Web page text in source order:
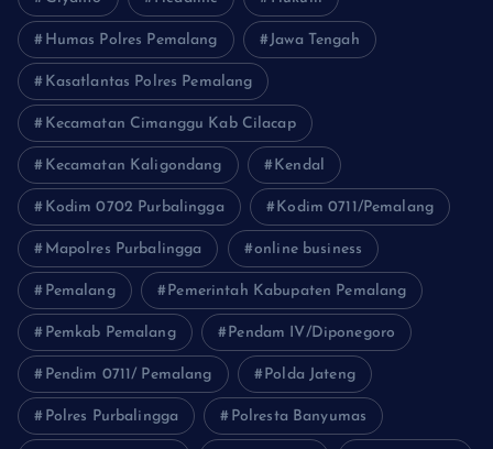
Humas Polres Pemalang Jawa Tengah
Kasatlantas Polres Pemalang
Kecamatan Cimanggu Kab Cilacap
Kecamatan Kaligondang Kendal
Kodim 0702 Purbalingga Kodim 0711/Pemalang
Mapolres Purbalingga online business
Pemalang Pemerintah Kabupaten Pemalang
Pemkab Pemalang Pendam IV/Diponegoro
Pendim 0711/ Pemalang Polda Jateng
Polres Purbalingga Polresta Banyumas